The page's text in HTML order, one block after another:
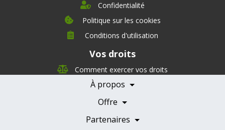
Confidentialité
Politique sur les cookies
Conditions d'utilisation
Vos droits
Comment exercer vos droits
À propos
Direction
Nutrition
Offre
Témoignages
Partenaires
Nos partenaires
Devenir Partenaire
Professionnels de la santé